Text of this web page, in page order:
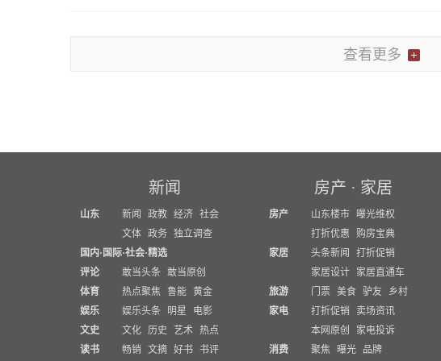
查看更多
新闻
山东 新闻 政教 经济 社会
文体 政务 独立调查
国内· 国际·社会·精选
评论
敢当头条 敢当原创
体育
热点聚焦 鲁能 黄金
娱乐
娱乐头条 明星
电影
文史
文化 历史 艺术 热点
读书
畅销 文摘 好书 书评
房产 · 家居
房产 山东楼市
曝光维权
打折优惠
购房宝典
家居
头条新闻
打折促销
家居设计
家居直通车
旅游
门票 美食 驴友
乡村
家电
打折促销 卖场资讯
本网原创
家电投诉
消费
聚焦 曝光 品牌